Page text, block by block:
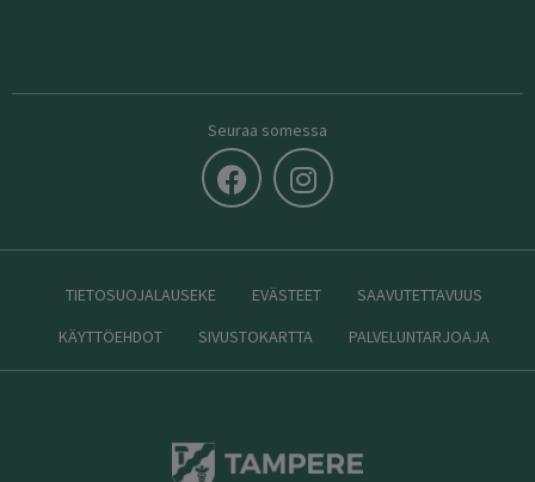
Seuraa somessa
TIETOSUOJALAUSEKE EVÄSTEET
SAAVUTETTAVUUS
KÄYTTÖEHDOT
SIVUSTOKARTTA PALVELUNTARJOAJA